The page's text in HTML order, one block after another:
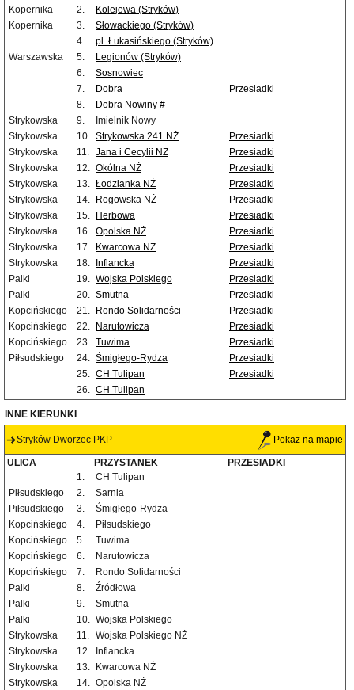
Kopernika
2.
Kolejowa (Stryków)
Kopernika
3.
Słowackiego (Stryków)
4.
pl. Łukasińskiego (Stryków)
Warszawska
5.
Legionów (Stryków)
6.
Sosnowiec
7.
Dobra
Przesiadki
8.
Dobra Nowiny #
Strykowska
9.
Imielnik Nowy
Strykowska
10. Strykowska 241 NŻ
Przesiadki
Strykowska
11. Jana i Cecylii NŻ
Przesiadki
Strykowska
12. Okólna NŻ
Przesiadki
Strykowska
13. Łodzianka NŻ
Przesiadki
Strykowska
14. Rogowska NŻ
Przesiadki
Strykowska
15. Herbowa
Przesiadki
Strykowska
16. Opolska NŻ
Przesiadki
Strykowska
17. Kwarcowa NŻ
Przesiadki
Strykowska
18. Inflancka
Przesiadki
Palki
19. Wojska Polskiego
Przesiadki
Palki
20. Smutna
Przesiadki
Kopcińskiego
21. Rondo Solidarności
Przesiadki
Kopcińskiego
22. Narutowicza
Przesiadki
Kopcińskiego
23. Tuwima
Przesiadki
Piłsudskiego
24. Śmigłego-Rydza
Przesiadki
25. CH Tulipan
Przesiadki
26. CH Tulipan
INNE KIERUNKI
Stryków Dworzec PKP Pokaż na mapie
ULICA PRZYSTANEK
PRZESIADKI
1.
CH Tulipan
Piłsudskiego
2.
Sarnia
Piłsudskiego
3.
Śmigłego-Rydza
Kopcińskiego
4.
Piłsudskiego
Kopcińskiego
5.
Tuwima
Kopcińskiego
6.
Narutowicza
Kopcińskiego
7.
Rondo Solidarności
Palki
8.
Źródłowa
Palki
9.
Smutna
Palki
10. Wojska Polskiego
Strykowska
11. Wojska Polskiego NŻ
Strykowska
12.
Inflancka
Strykowska
13.
Kwarcowa NŻ
Strykowska
14. Opolska NŻ